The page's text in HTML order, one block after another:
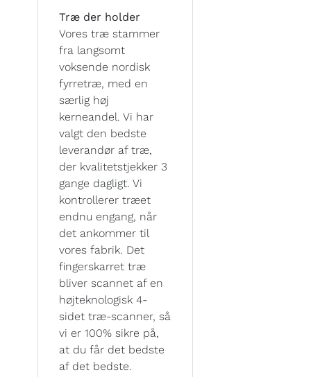
Træ der holder
Vores træ stammer
fra langsomt
voksende nordisk
fyrretræ, med en
særlig høj
kerneandel. Vi har
valgt den bedste
leverandør af træ,
der kvalitetstjekker 3
gange dagligt. Vi
kontrollerer træet
endnu engang, når
det ankommer til
vores fabrik. Det
fingerskarret træ
bliver scannet af en
højteknologisk 4-
sidet træ-scanner, så
vi er 100% sikre på,
at du får det bedste
af det bedste.